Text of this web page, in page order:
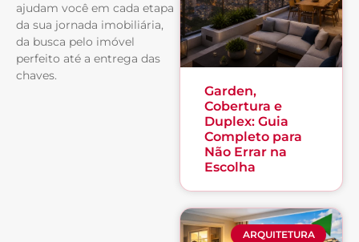
ajudam você em cada etapa
da sua jornada imobiliária,
da busca pelo imóvel
perfeito até a entrega das
chaves.
Garden,
Cobertura e
Duplex: Guia
Completo para
Não Errar na
Escolha
ARQUITETURA